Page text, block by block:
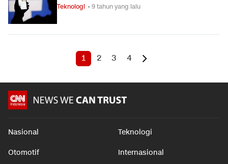
Teknologi • 9 tahun yang lalu
1 2 3 4
Nasional Teknologi
Otomotif Internasional